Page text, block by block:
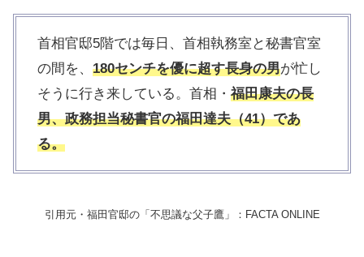
首相官邸5階では毎日、首相執務室と秘書官室
の間を、 180センチを優に超す長身の男が忙し
そうに行き来している。首相・ 福田康夫の長
男、政務担当秘書官の福田達夫（41）であ
る。
引用元・福田官邸の「不思議な父子鷹」：FACTA ONLINE